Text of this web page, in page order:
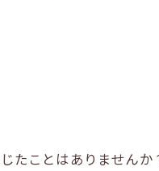
ことはありませんか